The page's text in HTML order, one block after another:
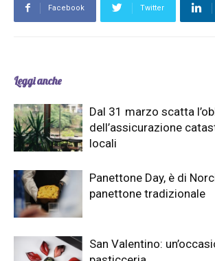
Facebook Twitter
Leggi anche
Dal 31 marzo scatta
dell’assicurazione
locali
Panettone Day, è di
panettone tradizionale
San Valentino: